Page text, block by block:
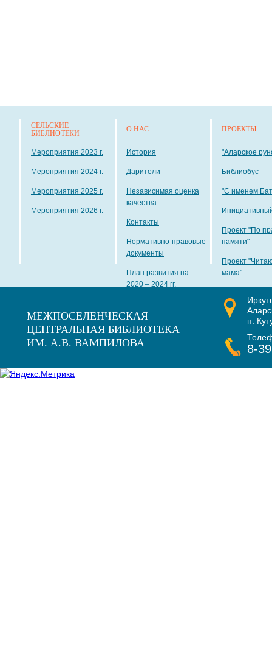
СЕЛЬСКИЕ
БИБЛИОТЕКИ
Мероприятия 2023 г.
Мероприятия 2024 г.
Мероприятия 2025 г.
Мероприятия 2026 г.
О НАС
История
Дарители
Независимая оценка
качества
Контакты
Нормативно-правовые
документы
План развития на
2020 – 2024 гг.
ПРОЕКТЫ
"Аларское
Библиобус
"С именем
Проект "По
памяти"
Проект
мама"
МЕЖПОСЕЛЕНЧЕСКАЯ
ЦЕНТРАЛЬНАЯ БИБЛИОТЕКА
ИМ. А.В. ВАМПИЛОВА
п.
8-